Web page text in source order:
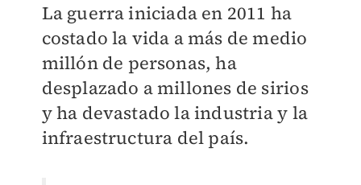
La guerra iniciada en 2011 ha
costado la vida a más de medio
millón de personas, ha
desplazado a millones de sirios
y ha devastado la industria y la
infraestructura del país.